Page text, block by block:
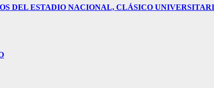
DEL ESTADIO NACIONAL, CLÁSICO